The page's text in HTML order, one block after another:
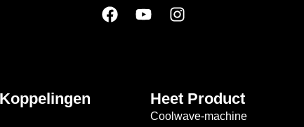
Heet Product
Coolwave-machine